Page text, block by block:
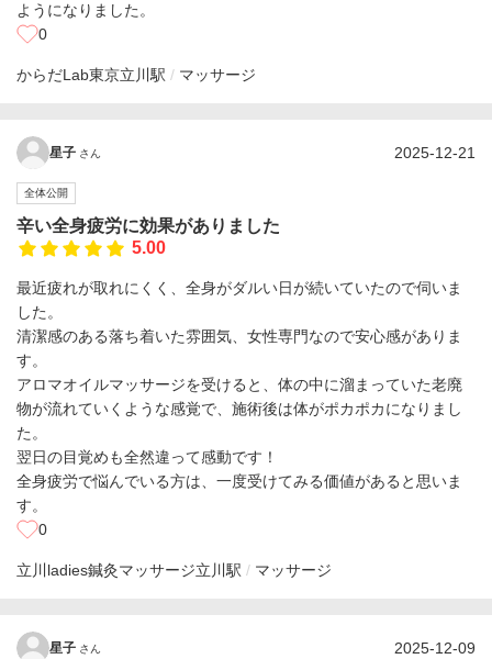
ようになりました。
0
からだLab東京立川駅 マッサージ
星子 さん 2025-12-21
全体公開
辛い全身疲労に効果がありました
5.00
最近疲れが取れにくく、全身がダルい日が続いていたので伺いま
した。
清潔感のある落ち着いた雰囲気、女性専門なので安心感がありま
す。
アロマオイルマッサージを受けると、体の中に溜まっていた老廃
物が流れていくような感覚で、施術後は体がポカポカになりまし
た。
翌日の目覚めも全然違って感動です！
全身疲労で悩んでいる方は、一度受けてみる価値があると思いま
す。
0
立川ladies鍼灸マッサージ立川駅 マッサージ
星子 さん 2025-12-09